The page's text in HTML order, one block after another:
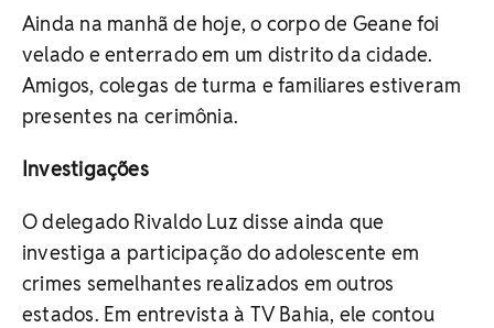
Ainda na manhã de hoje, o corpo de Geane foi
velado e enterrado em um distrito da cidade.
Amigos, colegas de turma e familiares estiveram
presentes na cerimônia.
Investigações
O delegado Rivaldo Luz disse ainda que
investiga a participação do adolescente em
crimes semelhantes realizados em outros
estados. Em entrevista à TV Bahia, ele contou